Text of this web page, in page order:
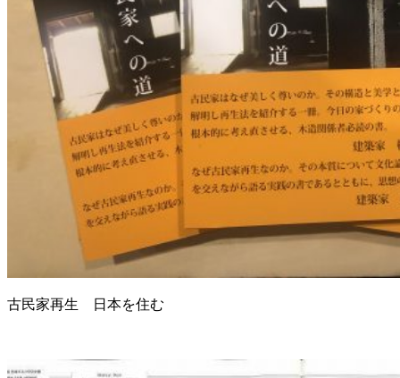
古民家再生 日本を住む